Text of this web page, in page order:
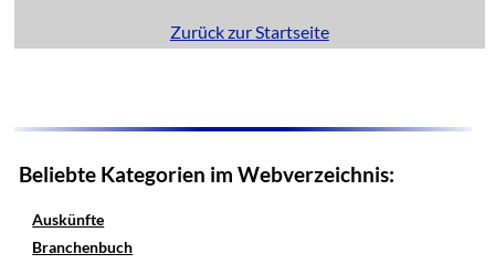
Zurück zur Startseite
Beliebte Kategorien im Webverzeichnis:
Auskünfte
Branchenbuch